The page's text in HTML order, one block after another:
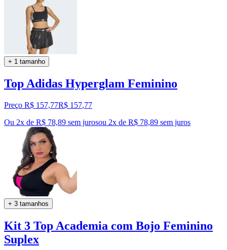
+ 1 tamanho
Top Adidas Hyperglam Feminino
Preço R$ 157,77R$ 157,77
Ou 2x de R$ 78,89 sem jurosou 2x de R$ 78,89 sem juros
+ 3 tamanhos
Kit 3 Top Academia com Bojo Feminino
Suplex